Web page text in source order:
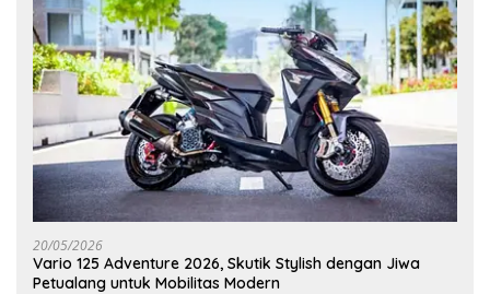
20/05/2026
Vario 125 Adventure 2026, Skutik Stylish dengan Jiwa
Petualang untuk Mobilitas Modern